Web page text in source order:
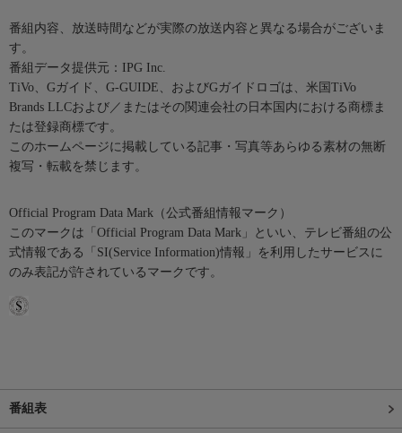
番組内容、放送時間などが実際の放送内容と異なる場合がございま
す。
番組データ提供元：IPG Inc.
TiVo、Gガイド、G-GUIDE、およびGガイドロゴは、米国TiVo
Brands LLCおよび／またはその関連会社の日本国内における商標ま
たは登録商標です。
このホームページに掲載している記事・写真等あらゆる素材の無断
複写・転載を禁じます。
Official Program Data Mark（公式番組情報マーク）
このマークは「Official Program Data Mark」といい、テレビ番組の公
式情報である「SI(Service Information)情報」を利用したサービスに
のみ表記が許されているマークです。
番組表